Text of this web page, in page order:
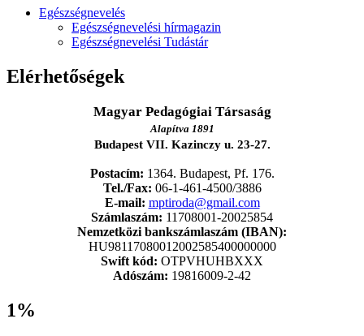
Egészségnevelés
Egészségnevelési hírmagazin
Egészségnevelési Tudástár
Elérhetőségek
Magyar Pedagógiai Társaság
Alapítva 1891
Budapest VII. Kazinczy u. 23-27.
Postacím: 1364. Budapest, Pf. 176.
Tel./Fax: 06-1-461-4500/3886
E-mail: mptiroda@gmail.com
Számlaszám: 11708001-20025854
Nemzetközi bankszámlaszám (IBAN):
HU98117080012002585400000000
Swift kód: OTPVHUHBXXX
Adószám: 19816009-2-42
1%